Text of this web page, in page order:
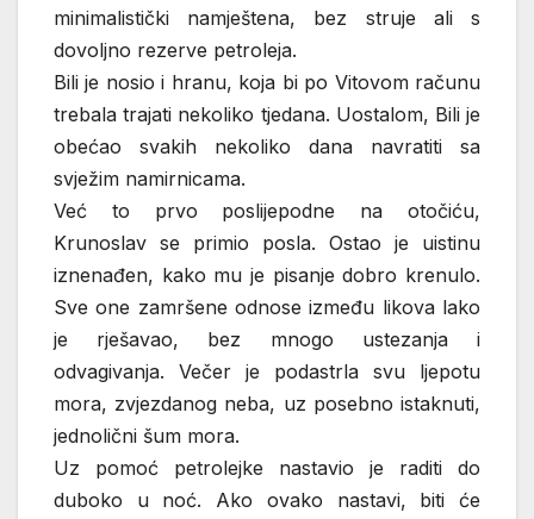
minimalistički namještena, bez struje ali s
dovoljno rezerve petroleja.
Bili je nosio i hranu, koja bi po Vitovom računu
trebala trajati nekoliko tjedana. Uostalom, Bili je
obećao svakih nekoliko dana navratiti sa
svježim namirnicama.
Već to prvo poslijepodne na otočiću,
Krunoslav se primio posla. Ostao je uistinu
iznenađen, kako mu je pisanje dobro krenulo.
Sve one zamršene odnose između likova lako
je rješavao, bez mnogo ustezanja i
odvagivanja. Večer je podastrla svu ljepotu
mora, zvjezdanog neba, uz posebno istaknuti,
jednolični šum mora.
Uz pomoć petrolejke nastavio je raditi do
duboko u noć. Ako ovako nastavi, biti će